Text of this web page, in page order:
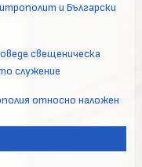
и Български
свещеническа
служение
относно наложен